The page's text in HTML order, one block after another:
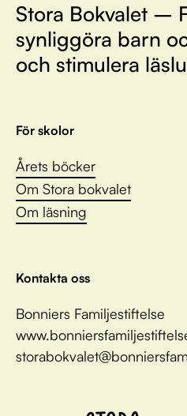
Stora Bokvalet –
synliggöra barn
och stimulera
För skolor
Årets böcker
Om Stora bokvalet
Om läsning
Kontakta oss
Bonniers Familjestiftelse